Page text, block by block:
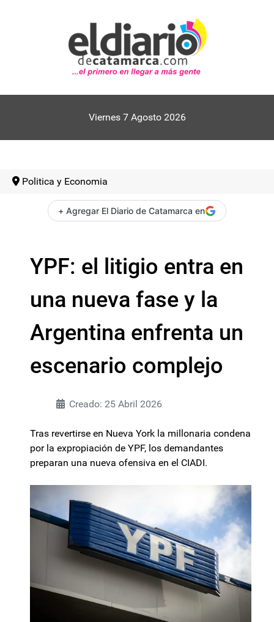
Viernes 7 Agosto 2026
Politica y Economia
+ Agregar El Diario de Catamarca en
YPF: el litigio entra en
una nueva fase y la
Argentina enfrenta un
escenario complejo
Creado: 25 Abril 2026
Tras revertirse en Nueva York la millonaria condena
por la expropiación de YPF, los demandantes
preparan una nueva ofensiva en el CIADI.